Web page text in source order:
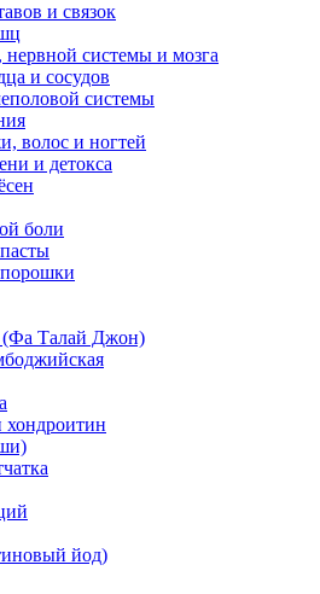
и связок
нервной системы и мозга
и сосудов
системы
волос и ногтей
и детокса
боли
(Фа Талай Джон)
йод)